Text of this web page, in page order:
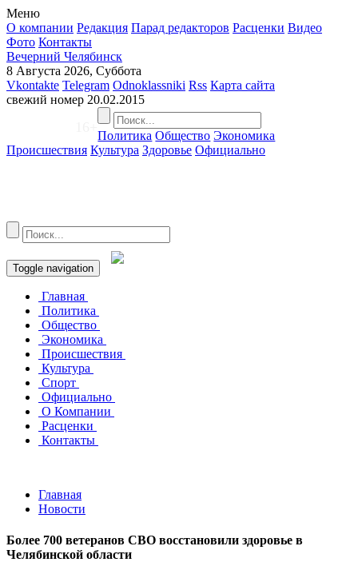
Меню
О компании Редакция Парад редакторов Расценки Видео
Фото Контакты
Вечерний Челябинск
8 Августа 2026, Суббота
Vkontakte Telegram Odnoklassniki Rss Карта сайта
свежий номер 20.02.2015
16+
Политика Общество Экономика
Происшествия Культура Здоровье Официально
Toggle navigation
Главная
Политика
Общество
Экономика
Происшествия
Культура
Спорт
Официально
О Компании
Расценки
Контакты
Главная
Новости
Более 700 ветеранов СВО восстановили здоровье в
Челябинской области